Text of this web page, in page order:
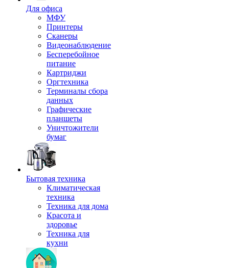
Для офиса
МФУ
Принтеры
Сканеры
Видеонаблюдение
Бесперебойное
питание
Картриджи
Оргтехника
Терминалы сбора
данных
Графические
планшеты
Уничтожители
бумаг
Бытовая техника
Климатическая
техника
Техника для дома
Красота и
здоровье
Техника для
кухни